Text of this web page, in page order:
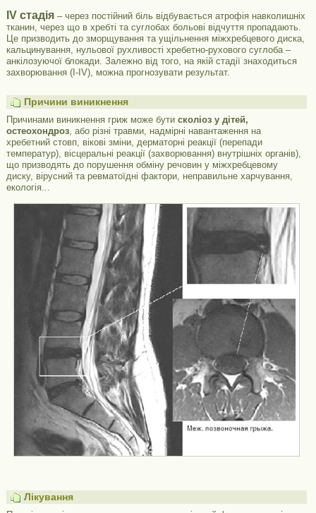
IV стадія– через постійний біль відбувається атрофія навколишніх
тканин, через що в хребті та суглобах больові відчуття пропадають.
Це призводить до зморщування та ущільнення міжхребцевого диска,
кальцинування, нульової рухливості хребетно-рухового суглоба –
анкілозуючої блокади. Залежно від того, на якій стадії знаходиться
захворювання (I-IV), можна прогнозувати результат.
Причини виникнення
Причинами виникнення гриж може бути сколіоз у дітей,
остеохондроз, або різні травми, надмірні навантаження на
хребетний стовп, вікові зміни, дерматорні реакції (перепади
температур), вісцеральні реакції (захворювання) внутрішніх органів),
що призводять до порушення обміну речовин у міжхребцевому
диску, вірусний та ревматоїдні фактори, неправильне харчування,
екологія...
Лікування